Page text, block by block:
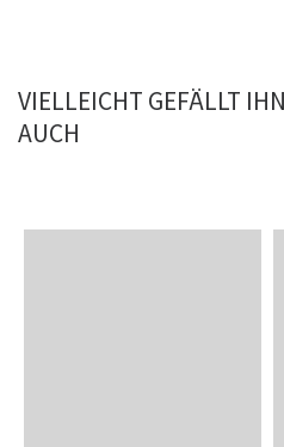
VIELLEICHT GEFÄLLT
AUCH